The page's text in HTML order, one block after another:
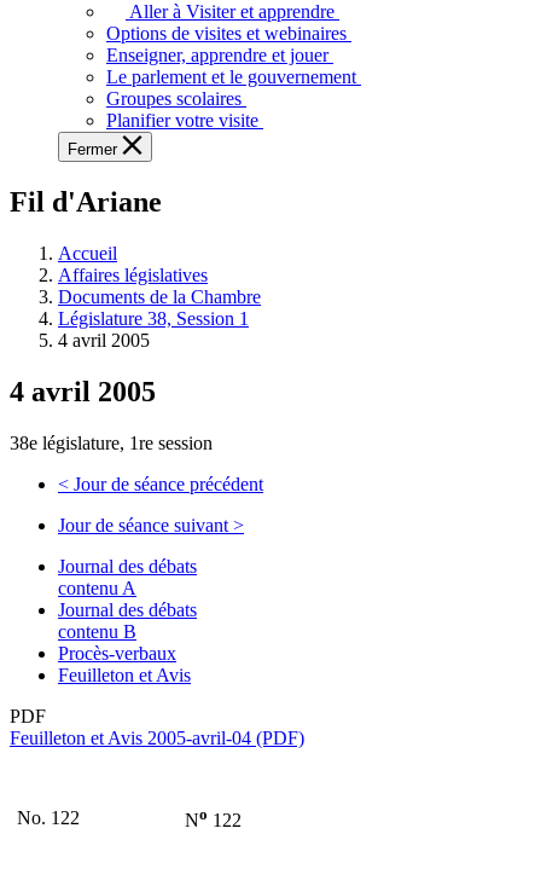
voir,
apprendre
et
à
à
législative.
Aller à Visiter et apprendre
Options de visites et webinaires
Enseigner, apprendre et jouer
Le parlement et le gouvernement
Groupes scolaires
Planifier votre visite
Fermer
Fil d'Ariane
Accueil
Affaires législatives
Documents de la Chambre
Législature 38, Session 1
4 avril 2005
4 avril 2005
38e législature, 1re session
< Jour de séance précédent
Jour de séance suivant >
Journal des débats
contenu A
Journal des débats
contenu B
Procès-verbaux
Feuilleton et Avis
PDF
Feuilleton et Avis 2005-avril-04 (PDF)
No. 122 No 122